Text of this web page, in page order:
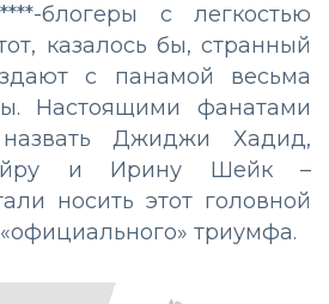
блогеры с легкостью
казалось бы, странный
с панамой весьма
Настоящими фанатами
Джиджи Хадид,
и Ирину Шейк –
носить этот головной
триумфа.